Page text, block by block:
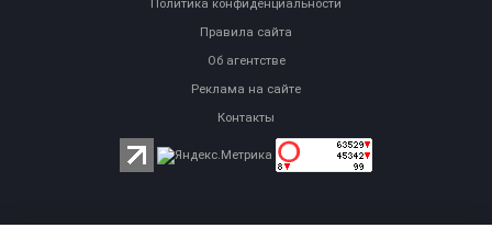
Политика конфиденциальности
Правила сайта
Об агентстве
Реклама на сайте
Контакты